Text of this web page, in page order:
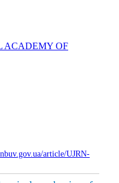
ACADEMY OF
article/UJRN-